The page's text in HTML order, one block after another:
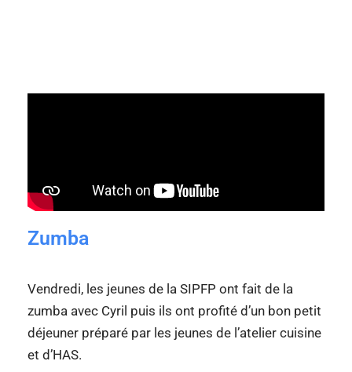
Zumba
Vendredi, les jeunes de la SIPFP ont fait de la
zumba avec Cyril puis ils ont profité d’un bon petit
déjeuner préparé par les jeunes de l’atelier cuisine
et d’HAS.